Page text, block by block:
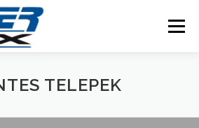
Menu
TELEPEK